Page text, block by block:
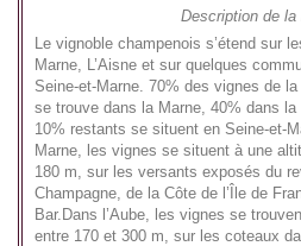
Description de la
Le vignoble champenois s’étend sur
Marne, L’Aisne et sur quelques
Seine-et-Marne. 70% des vignes de
se trouve dans la Marne, 40% dans la
10% restants se situent en Seine-et-
Marne, les vignes se situent à une
180 m, sur les versants exposés du
Champagne, de la Côte de l’Île de
Bar.Dans l’Aube, les vignes se
entre 170 et 300 m, sur les coteaux